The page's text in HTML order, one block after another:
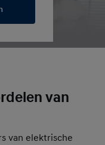
van
van elektrische